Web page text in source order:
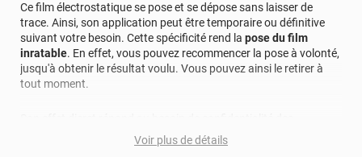
Ce film électrostatique se pose et se dépose sans laisser de
trace. Ainsi, son application peut être temporaire ou définitive
suivant votre besoin. Cette spécificité rend la pose du film
inratable. En effet, vous pouvez recommencer la pose à volonté,
jusqu'à obtenir le résultat voulu. Vous pouvez ainsi le retirer à
tout moment.
entreprises pour leurs locaux, ateliers, cloisonnements vitrés,
vitrines. Mais aussi aux envies d'intimité du particulier qui
Voir plus de détails